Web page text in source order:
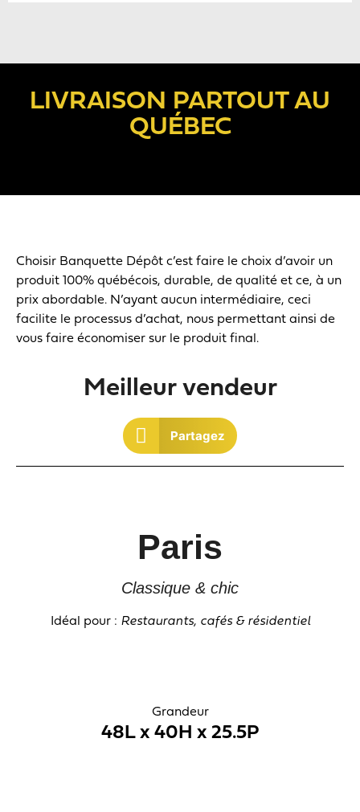
LIVRAISON PARTOUT AU
QUÉBEC
Choisir Banquette Dépôt c’est faire le choix d’avoir un
produit 100% québécois, durable, de qualité et ce, à un
prix abordable. N’ayant aucun intermédiaire, ceci
facilite le processus d’achat, nous permettant ainsi de
vous faire économiser sur le produit final.
Meilleur vendeur
Partagez
Paris
Classique & chic
Idéal pour : Restaurants, cafés & résidentiel
Grandeur
48L x 40H x 25.5P